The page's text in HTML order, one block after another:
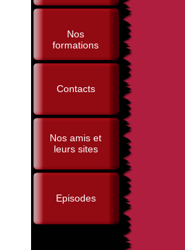
Nos
formations
Contacts
Nos amis et
leurs sites
Episodes